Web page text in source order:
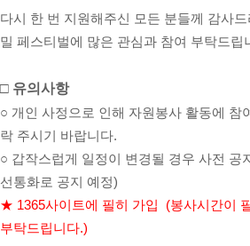
다시 한 번 지원해주신 모든 분들께 감사
밀 페스티벌에 많은 관심과 참여 부탁드립
□ 유의사항
○ 개인 사정으로 인해 자원봉사 활동에 참
락 주시기 바랍니다.
○ 갑작스럽게 일정이 변경될 경우 사전 공
선통화로 공지 예정)
★ 1365사이트에 필히 가입 (봉사시간이
부탁드립니다.)